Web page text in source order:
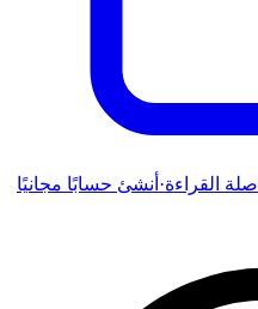
القراءة· أنشئ حسابًا مجانيًا